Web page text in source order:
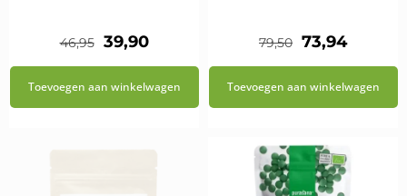
46,95 Oorspronkelijke
prijs
39,90Huidige
prijs
is:
Toevoegen aan winkelwagen
79,50
prijs
73,94
prijs
is:
Toevoegen aan winkelwagen